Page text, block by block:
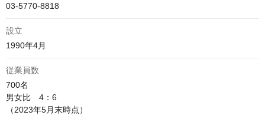
03-5770-8818
設立
1990年4月
従業員数
700名
男女比　4：6
（2023年5月末時点）